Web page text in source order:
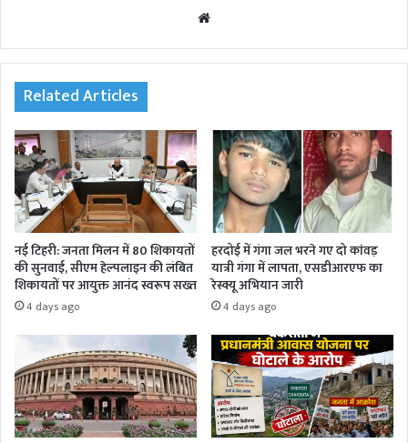
te
Related Articles
नई टिहरी: जनता मिलन में 80 शिकायतों
की सुनवाई, सीएम हेल्पलाइन की लंबित
शिकायतों पर आयुक्त आनंद स्वरूप सख्त
4 days ago
हरदोई में गंगा जल भरने गए दो कांवड़
यात्री गंगा में लापता, एसडीआरएफ का
रेस्क्यू अभियान जारी
4 days ago